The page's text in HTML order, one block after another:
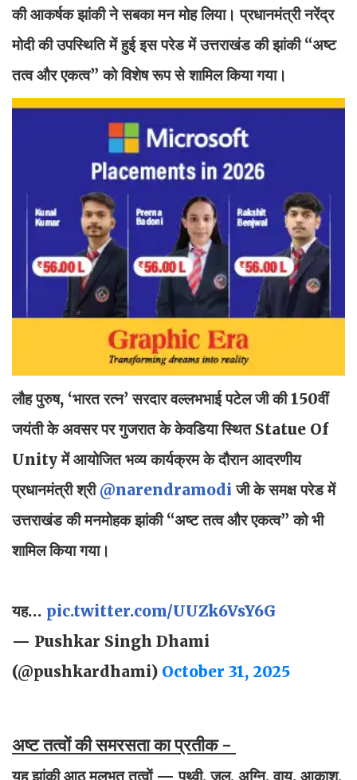
की आकर्षक झांकी ने सबका मन मोह लिया। प्रधानमंत्री नरेंद्र
मोदी की उपस्थिति में हुई इस परेड में उत्तराखंड की झांकी “अष्ट
तत्व और एकत्व” को विशेष रूप से शामिल किया गया।
लौह पुरुष, ‘भारत रत्न’ सरदार वल्लभभाई पटेल जी की 150वीं
जयंती के अवसर पर गुजरात के केवडिया स्थित Statue Of
Unity में आयोजित भव्य कार्यक्रम के दौरान आदरणीय
प्रधानमंत्री श्री@narendramodi जी के समक्ष परेड में
उत्तराखंड की मनमोहक झांकी “अष्ट तत्व और एकत्व” को भी
शामिल किया गया।
यह… pic.twitter.com/UUZk6VsY6G
— Pushkar Singh Dhami
(@pushkardhami) October 31, 2025
अष्ट तत्वों की समरसता का प्रतीक -
यह झांकी आठ मूलभूत तत्वों — पृथ्वी, जल, अग्नि, वायु, आकाश,